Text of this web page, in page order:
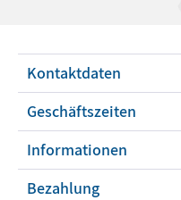
Kontaktdaten
Geschäftszeiten
Informationen
Bezahlung